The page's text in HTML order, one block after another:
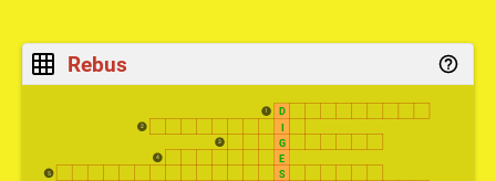
Rebus
D
2 I
3 G
4 E
5 S